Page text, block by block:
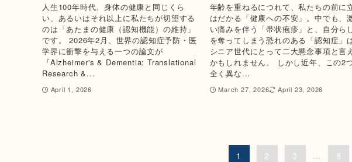
人生100年時代、身体の健康と同じくら
い、あるいはそれ以上に私たちが切望する
のは「あたまの健康（認知機能）の維持」
です。 2026年2月、世界の認知症予防・医
学界に衝撃を与える一つの論文が
『Alzheimer's & Dementia: Translational
Research &...
April 1, 2026
年齢を重ねるにつれて、私たちの前に
はだかる「健康への不安」。中でも、
い痛みを伴う「帯状疱疹」と、自分ら
を奪ってしまう恐れのある「認知症」は
シニア世代にとって二大懸念事項と言
かもしれません。 しかし近年、この2
全く異な...
March 27, 2026 April 23, 2026
1 2 3 ... 8